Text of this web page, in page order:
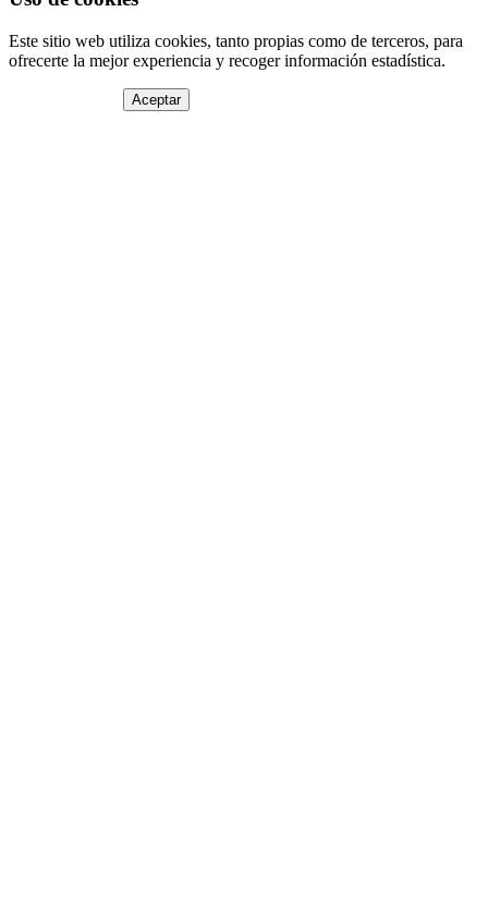
Este sitio web utiliza cookies, tanto propias como de terceros, para
ofrecerte la mejor experiencia y recoger información estadística.
Aceptar